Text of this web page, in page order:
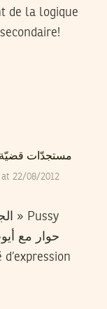
de la logique
مستجدّات قضيّة
22/08/2012